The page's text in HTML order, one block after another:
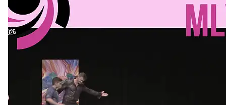
MLEJN. Vstupenky již v prodeji.
Přijďte na přátelský festival divadla a inspirace 15. až 18.
října 2026 Vstupenky již v prodeji na GOOUT -
https://divadelnimlyn.cz/vstupenky Představ si čtyři dny